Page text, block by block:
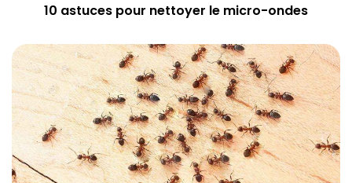
10 astuces pour nettoyer le micro-ondes